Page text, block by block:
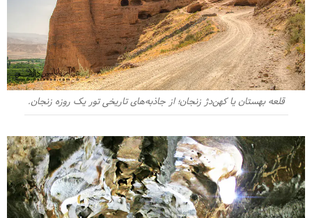
قلعه بهستان یا کهن‌دژ زنجان؛ از جاذبه‌های تاریخی تور یک روزه زنجان.